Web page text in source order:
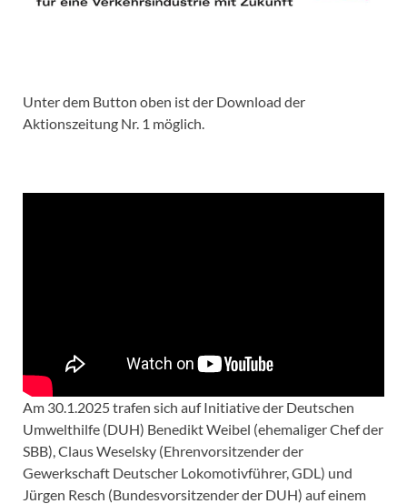
Unter dem Button oben ist der Download der
Aktionszeitung Nr. 1 möglich.
Am 30.1.2025 trafen sich auf Initiative der Deutschen
Umwelthilfe (DUH) Benedikt Weibel (ehemaliger Chef der
SBB), Claus Weselsky (Ehrenvorsitzender der
Gewerkschaft Deutscher Lokomotivführer, GDL) und
Jürgen Resch (Bundesvorsitzender der DUH) auf einem